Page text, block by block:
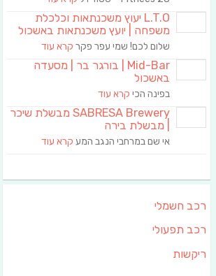
L.T.O יעוץ משכנתאות וכלכלת
משפחה | יועץ משכנתאות באשכול
שלום לכם! שמי עפר פקר קרא עוד
Mid-Bar | בורגר בר | מסעדה
באשכול
בפינה הכי קרא עוד
SABRESA Brewery מבשלת שיכר
| מבשלת בירה
אי שם במרחבי הנגב המע קרא עוד
רכב חשמלי
רכב תפעולי
ריקשות